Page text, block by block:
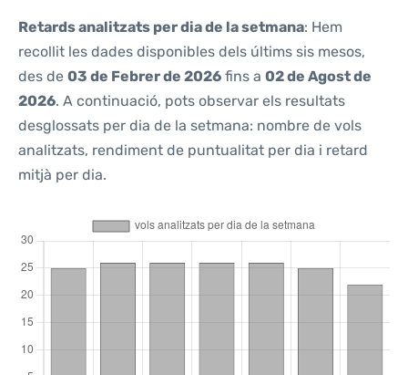
Retards analitzats per dia de la setmana: Hem
recollit les dades disponibles dels últims sis mesos,
des de 03 de Febrer de 2026 fins a 02 de Agost de
2026. A continuació, pots observar els resultats
desglossats per dia de la setmana: nombre de vols
analitzats, rendiment de puntualitat per dia i retard
mitjà per dia.